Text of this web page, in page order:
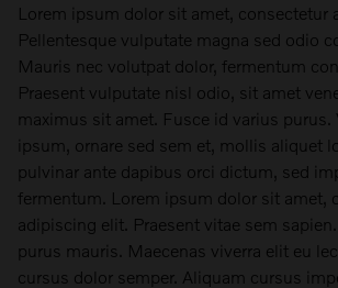
Lorem ipsum dolor sit amet, consectetur
Pellentesque vulputate magna sed odio
Mauris nec volutpat dolor, fermentum
Praesent vulputate nisl odio, sit amet
maximus sit amet. Fusce id varius
ipsum, ornare sed sem et, mollis aliquet
pulvinar ante dapibus orci dictum, sed
fermentum. Lorem ipsum dolor sit amet,
adipiscing elit. Praesent vitae sem
purus mauris. Maecenas viverra elit eu
cursus dolor semper. Aliquam cursus